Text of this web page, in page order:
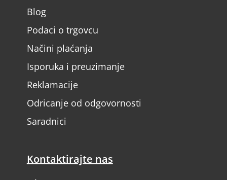
Blog
Podaci o trgovcu
Načini plaćanja
Isporuka i preuzimanje
Reklamacije
Odricanje od odgovornosti
Saradnici
Kontaktirajte nas